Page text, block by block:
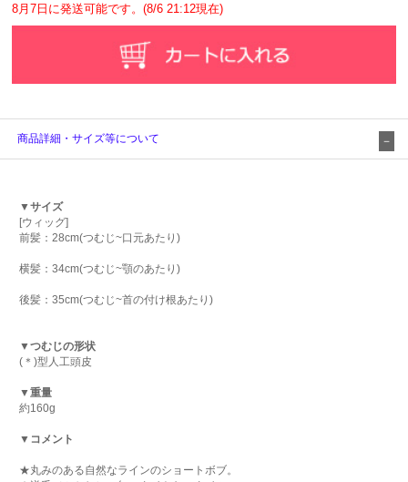
8月7日に発送可能です。(8/6 21:12現在)
商品詳細・サイズ等について
▼サイズ
[ウィッグ]
前髪：28cm(つむじ~口元あたり)
横髪：34cm(つむじ~顎のあたり)
後髪：35cm(つむじ~首の付け根あたり)
▼つむじの形状
(＊)型人工頭皮
▼重量
約160g
▼コメント
★丸みのある自然なラインのショートボブ。